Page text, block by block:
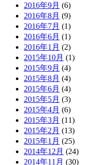
2016年9月 (6)
2016年8月 (9)
2016年7月 (1)
2016年6月 (1)
2016年1月 (2)
2015年10月 (1)
2015年9月 (4)
2015年8月 (4)
2015年6月 (4)
2015年5月 (3)
2015年4月 (6)
2015年3月 (11)
2015年2月 (13)
2015年1月 (25)
2014年12月 (24)
2014年11月 (30)